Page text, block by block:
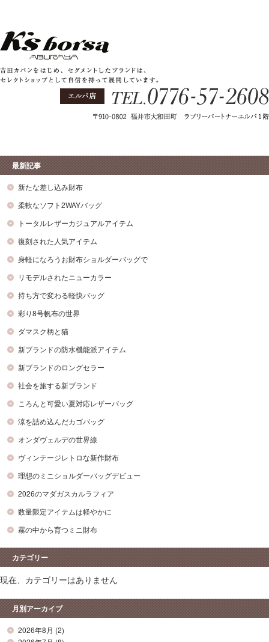
最新記事
新たな差し込み財布
柔軟なソフト2WAYバッグ
トータルレザーカジュアルアイテム
復刻された人気アイテム
身軽になろうお財布ショルダーバッグで
リモデルされたニューカラー
持ち方で変わる軽快バッグ
彩り8号帆布の世界
ダマスク柄と猫
新ブランドの防水機能派アイテム
新ブランドのロングセラー
社会を旅する新ブランド
ころんと可愛い夏対応レザーバッグ
涼を詰め込んだカゴバッグ
オンダヴェルデの世界線
ヴィンテージレトロな新作財布
理想のミニショルダーバッグデビュー
2026のマダガスカルラフィア
数量限定アイテムは軽やかに
霧の中から育つミニ財布
カテゴリー
現在、カテゴリーはありません
月別アーカイブ
2026年8月 (2)